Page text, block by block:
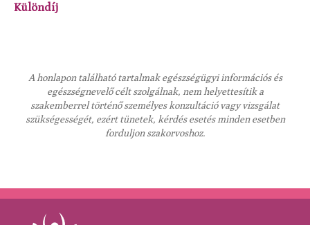
Különdíj
A honlapon található tartalmak egészségügyi információs és
egészségnevelő célt szolgálnak, nem helyettesítik a
szakemberrel történő személyes konzultáció vagy vizsgálat
szükségességét, ezért tünetek, kérdés esetés minden esetben
forduljon szakorvoshoz.